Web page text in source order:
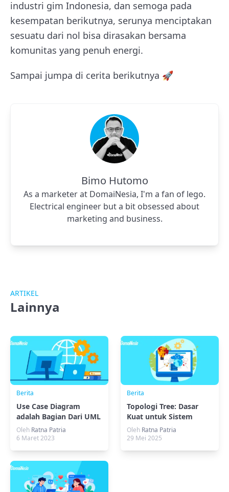
industri gim Indonesia, dan semoga pada
kesempatan berikutnya, serunya menciptakan
sesuatu dari nol bisa dirasakan bersama
komunitas yang penuh energi.
Sampai jumpa di cerita berikutnya 🚀
Bimo Hutomo
As a marketer at DomaiNesia, I'm a fan of lego.
Electrical engineer but a bit obsessed about
marketing and business.
ARTIKEL
Lainnya
Berita
Use Case Diagram
adalah Bagian Dari UML
Oleh Ratna Patria
6 Maret 2023
Berita
Topologi Tree: Dasar
Kuat untuk Sistem
Jaringan Handal
Oleh Ratna Patria
29 Mei 2025